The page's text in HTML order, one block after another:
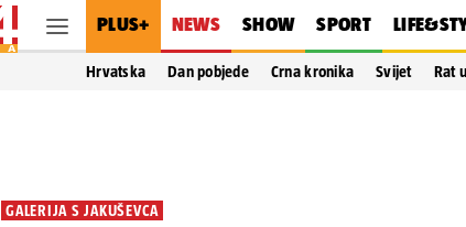
PLUS+ NEWS SHOW SPORT
Hrvatska Dan pobjede Crna kronika Svijet Rat
GALERIJA S JAKUŠEVCA